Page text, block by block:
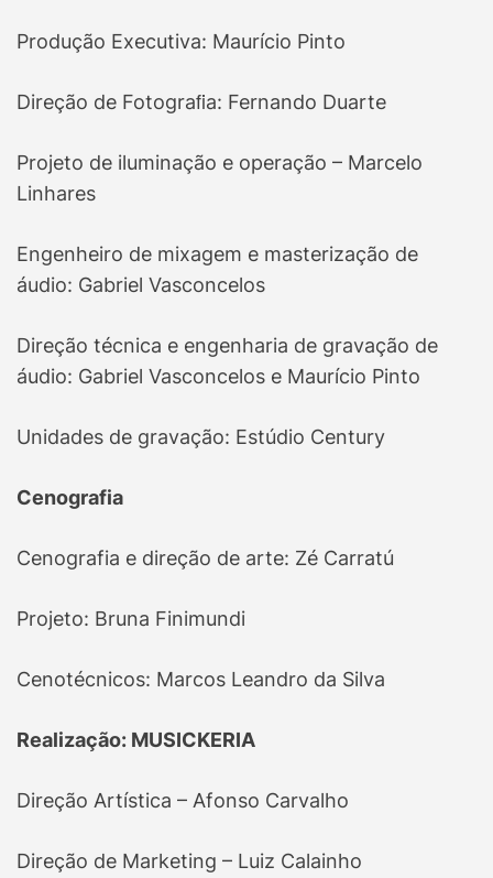
Produção Executiva: Maurício Pinto
Direção de Fotograﬁa: Fernando Duarte
Projeto de iluminação e operação – Marcelo
Linhares
Engenheiro de mixagem e masterização de
áudio: Gabriel Vasconcelos
Direção técnica e engenharia de gravação de
áudio: Gabriel Vasconcelos e Maurício Pinto
Unidades de gravação: Estúdio Century
Cenografia
Cenografia e direção de arte: Zé Carratú
Projeto: Bruna Finimundi
Cenotécnicos: Marcos Leandro da Silva
Realização: MUSICKERIA
Direção Artística – Afonso Carvalho
Direção de Marketing – Luiz Calainho